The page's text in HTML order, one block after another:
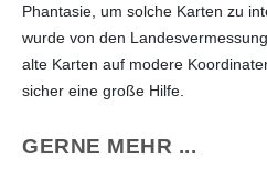
Phantasie, um solche Karten zu
wurde von den
alte Karten auf modere
sicher eine große Hilfe.
GERNE MEHR ...